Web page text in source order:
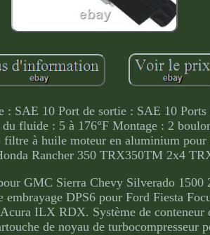
: SAE 10 Port de sortie : SAE 10
fluide : 5 à 176°F Montage : 2
filtre à huile moteur en aluminium
Rancher 350 TRX350TM 2x4
GMC Sierra Chevy Silverado
DPS6 pour Ford Fiesta
ILX RDX. Système de conteneur
de noyau de